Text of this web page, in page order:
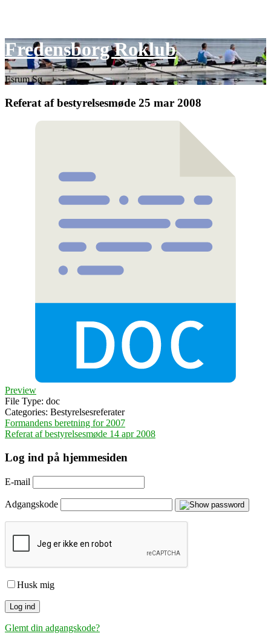
Skip
to
content
Fredensborg Roklub
Esrum Sø
Referat af bestyrelsesmøde 25 mar 2008
Preview
File Type: doc
Categories: Bestyrelsesreferater
Indlægsnavigation
Formandens beretning for 2007
Referat af bestyrelsesmøde 14 apr 2008
Log ind på hjemmesiden
E-mail
Adgangskode
Husk mig
Glemt din adgangskode?